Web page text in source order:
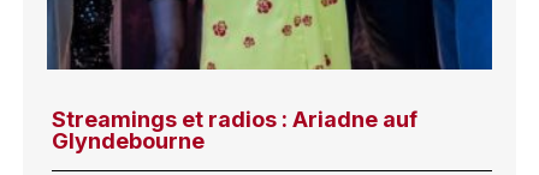
Streamings et radios : Ariadne auf
Glyndebourne